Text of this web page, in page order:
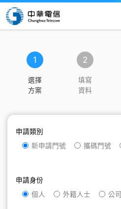
1
選擇
方案
2
填寫
資料
申請類別
新申請門號
攜碼門號
申請身份
個人
外籍人士 公司